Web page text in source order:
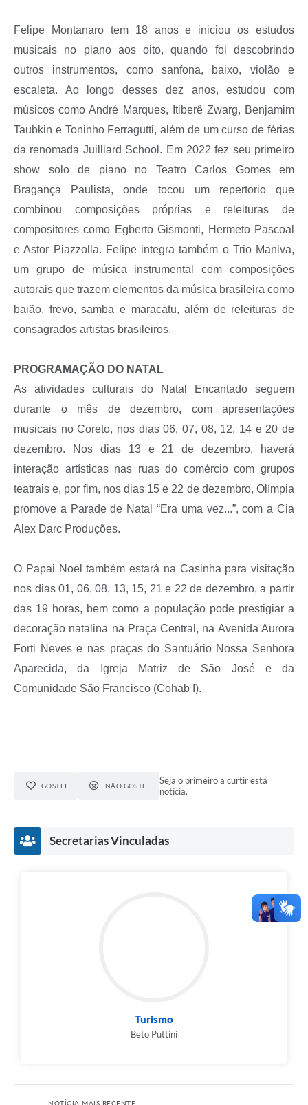
Felipe Montanaro tem 18 anos e iniciou os estudos
musicais no piano aos oito, quando foi descobrindo
outros instrumentos, como sanfona, baixo, violão e
escaleta. Ao longo desses dez anos, estudou com
músicos como André Marques, Itiberê Zwarg, Benjamim
Taubkin e Toninho Ferragutti, além de um curso de férias
da renomada Juilliard School. Em 2022 fez seu primeiro
show solo de piano no Teatro Carlos Gomes em
Bragança Paulista, onde tocou um repertorio que
combinou composições próprias e releituras de
compositores como Egberto Gismonti, Hermeto Pascoal
e Astor Piazzolla. Felipe integra também o Trio Maniva,
um grupo de música instrumental com composições
autorais que trazem elementos da música brasileira como
baião, frevo, samba e maracatu, além de releituras de
consagrados artistas brasileiros.
PROGRAMAÇÃO DO NATAL
As atividades culturais do Natal Encantado seguem
durante o mês de dezembro, com apresentações
musicais no Coreto, nos dias 06, 07, 08, 12, 14 e 20 de
dezembro. Nos dias 13 e 21 de dezembro, haverá
interação artísticas nas ruas do comércio com grupos
teatrais e, por fim, nos dias 15 e 22 de dezembro, Olímpia
promove a Parade de Natal “Era uma vez...”, com a Cia
Alex Darc Produções.
O Papai Noel também estará na Casinha para visitação
nos dias 01, 06, 08, 13, 15, 21 e 22 de dezembro, a partir
das 19 horas, bem como a população pode prestigiar a
decoração natalina na Praça Central, na Avenida Aurora
Forti Neves e nas praças do Santuário Nossa Senhora
Aparecida, da Igreja Matriz de São José e da
Comunidade São Francisco (Cohab I).
GOSTEI NÃO GOSTEI
Seja o primeiro a curtir esta
notícia.
Secretarias Vinculadas
Turismo
Beto Puttini
NOTÍCIA MAIS RECENTE